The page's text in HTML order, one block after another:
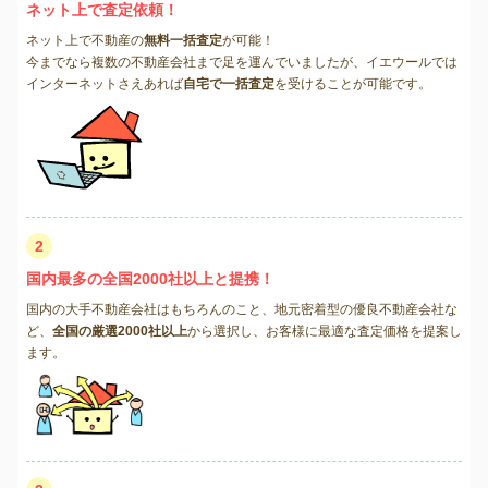
ネット上で査定依頼！
ネット上で不動産の無料一括査定が可能！
今までなら複数の不動産会社まで足を運んでいましたが、イエウールでは
インターネットさえあれば自宅で一括査定を受けることが可能です。
2
国内最多の全国2000社以上と提携！
国内の大手不動産会社はもちろんのこと、地元密着型の優良不動産会社な
ど、 全国の厳選2000社以上から選択し、お客様に最適な査定価格を提案し
ます。